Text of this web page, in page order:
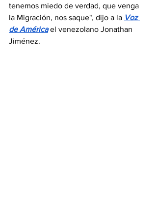
tenemos miedo de verdad, que venga
la Migración, nos saque", dijo a la Voz
de América el venezolano Jonathan
Jiménez.